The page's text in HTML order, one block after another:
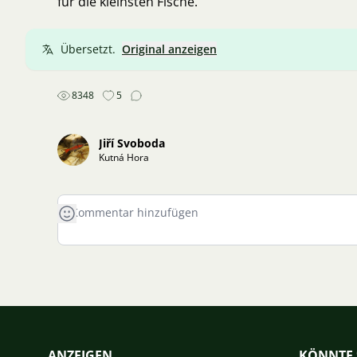
Übersetzt. Original anzeigen
8348 5
Jiří Svoboda
Kutná Hora